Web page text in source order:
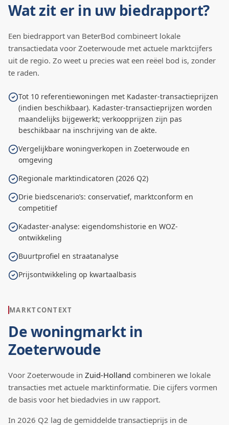
Wat zit er in uw biedrapport?
Een biedrapport van BeterBod combineert lokale
transactiedata voor Zoeterwoude met actuele marktcijfers
uit de regio. Zo weet u precies wat een reëel bod is, zonder
te raden.
Tot 10 referentiewoningen met Kadaster-transactieprijzen
(indien beschikbaar). Kadaster-transactieprijzen worden
maandelijks bijgewerkt; verkoopprijzen zijn pas
beschikbaar na inschrijving van de akte.
Vergelijkbare woningverkopen in Zoeterwoude en
omgeving
Regionale marktindicatoren (2026 Q2)
Drie biedscenario’s: conservatief, marktconform en
competitief
Kadaster-analyse: eigendomshistorie en WOZ-
ontwikkeling
Buurtprofiel en straatanalyse
Prijsontwikkeling op kwartaalbasis
MARKTCONTEXT
De woningmarkt in
Zoeterwoude
Voor Zoeterwoude in Zuid-Holland combineren we lokale
transacties met actuele marktinformatie. Die cijfers vormen
de basis voor het biedadvies in uw rapport.
In 2026 Q2 lag de gemiddelde transactieprijs in de